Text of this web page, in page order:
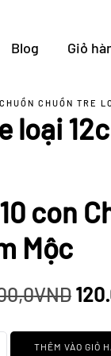
Blog Giỏ
CHUỒN TRE
loại
con
Mộc
VND Giá
gốc
THÊM VÀO GIỎ